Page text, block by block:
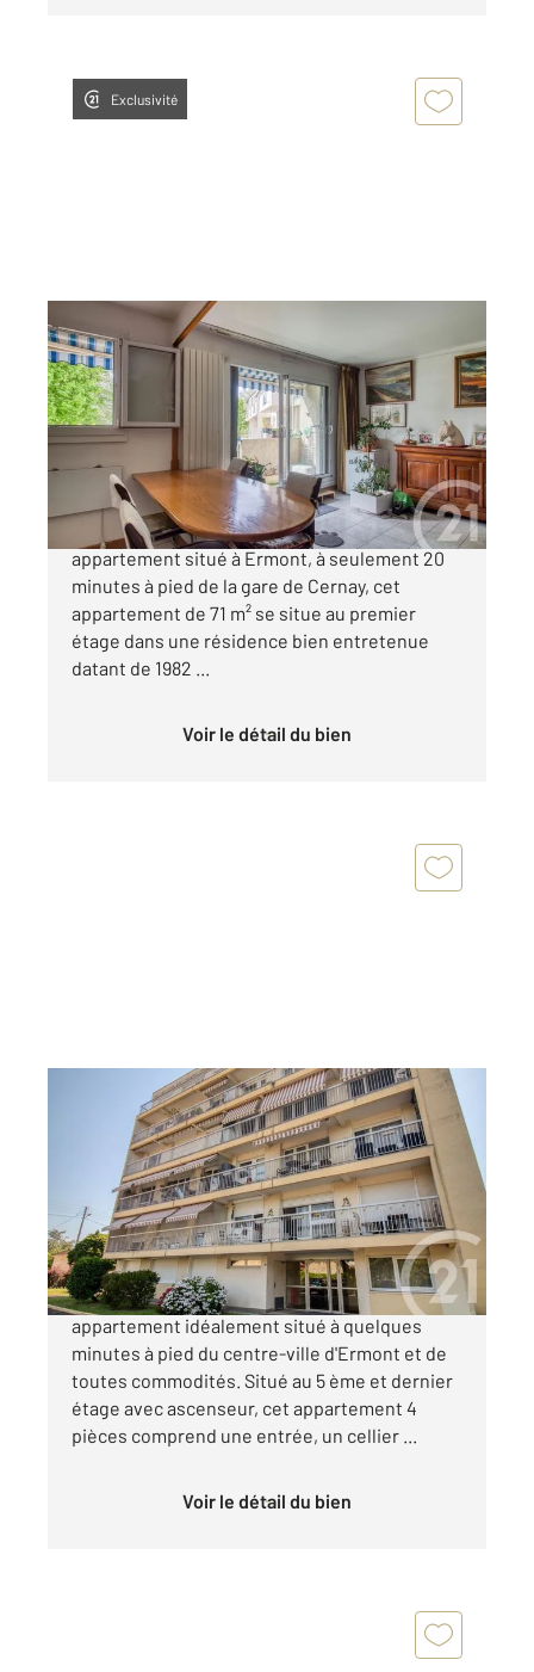
Exclusivité
ERMONT 95
71,59 m
2, 3 pièces
Ref : 1971
Appartement F3 à vendre
199 000 €
CENTURY 21 Auréa vous propose ce bel
appartement situé à Ermont, à seulement 20
minutes à pied de la gare de Cernay, cet
appartement de 71 m² se situe au premier
étage dans une résidence bien entretenue
datant de 1982 ...
Voir le détail du bien
ERMONT 95
79,52 m2, 4 pièces
Ref : 2043
Appartement F4 à vendre
263 000 €
CENTURY 21 Auréa vous présente un
appartement idéalement situé à quelques
minutes à pied du centre-ville d'Ermont et de
toutes commodités. Situé au 5 ème et dernier
étage avec ascenseur, cet appartement 4
pièces comprend une entrée, un cellier ...
Voir le détail du bien